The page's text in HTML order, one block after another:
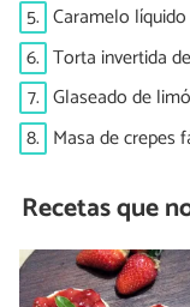
5. Caramelo líquido
6. Torta invertida
7. Glaseado de
8. Masa de crepes
Recetas que